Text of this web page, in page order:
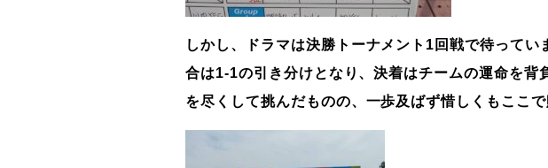
しかし、ドラマは決勝トーナメント1回戦で待ってい
合は1-1の引き分けとなり、決着はチームの運命を
を尽くして挑んだものの、一歩及ばず惜しくもここ